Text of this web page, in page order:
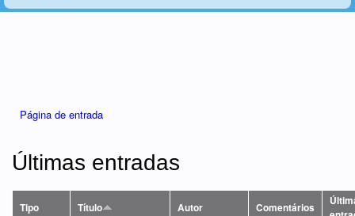
Página de entrada
Últimas entradas
Tipo Título Autor Comentários